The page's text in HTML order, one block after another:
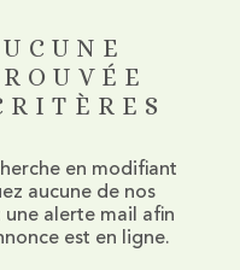
CHASSEUR
CONTACT
en modifiant
aucune de nos
une alerte mail afin
est en ligne.